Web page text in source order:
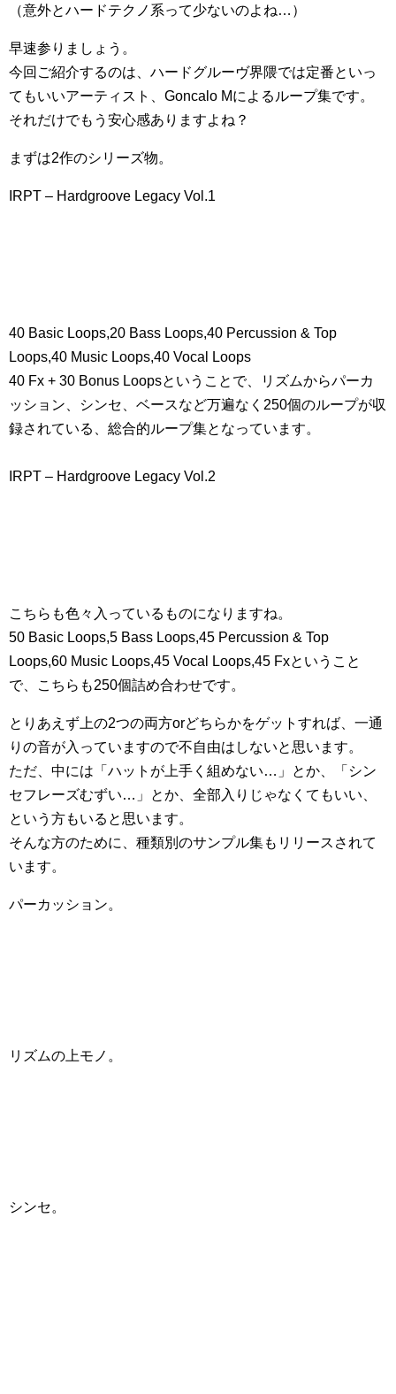
（意外とハードテクノ系って少ないのよね…）
早速参りましょう。
今回ご紹介するのは、ハードグルーヴ界隈では定番といっ
てもいいアーティスト、Goncalo Mによるループ集です。
それだけでもう安心感ありますよね？
まずは2作のシリーズ物。
IRPT – Hardgroove Legacy Vol.1
40 Basic Loops,20 Bass Loops,40 Percussion & Top
Loops,40 Music Loops,40 Vocal Loops
40 Fx + 30 Bonus Loopsということで、リズムからパーカ
ッション、シンセ、ベースなど万遍なく250個のループが収
録されている、総合的ループ集となっています。
IRPT – Hardgroove Legacy Vol.2
こちらも色々入っているものになりますね。
50 Basic Loops,5 Bass Loops,45 Percussion & Top
Loops,60 Music Loops,45 Vocal Loops,45 Fxということ
で、こちらも250個詰め合わせです。
とりあえず上の2つの両方orどちらかをゲットすれば、一通
りの音が入っていますので不自由はしないと思います。
ただ、中には「ハットが上手く組めない…」とか、「シン
セフレーズむずい…」とか、全部入りじゃなくてもいい、
という方もいると思います。
そんな方のために、種類別のサンプル集もリリースされて
います。
パーカッション。
リズムの上モノ。
シンセ。